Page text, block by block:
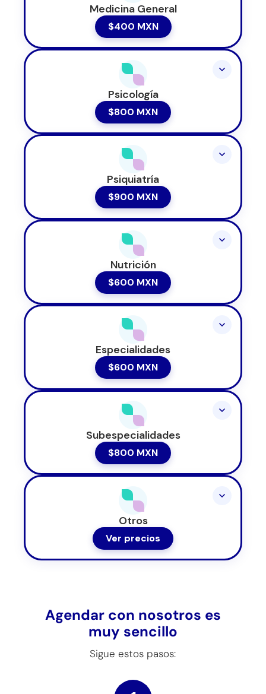
Medicina General
$400 MXN
Psicología
$800 MXN
Psiquiatría
$900 MXN
Nutrición
$600 MXN
Especialidades
$600 MXN
Subespecialidades
$800 MXN
Otros
Ver precios
Agendar con nosotros es
muy sencillo
Sigue estos pasos: